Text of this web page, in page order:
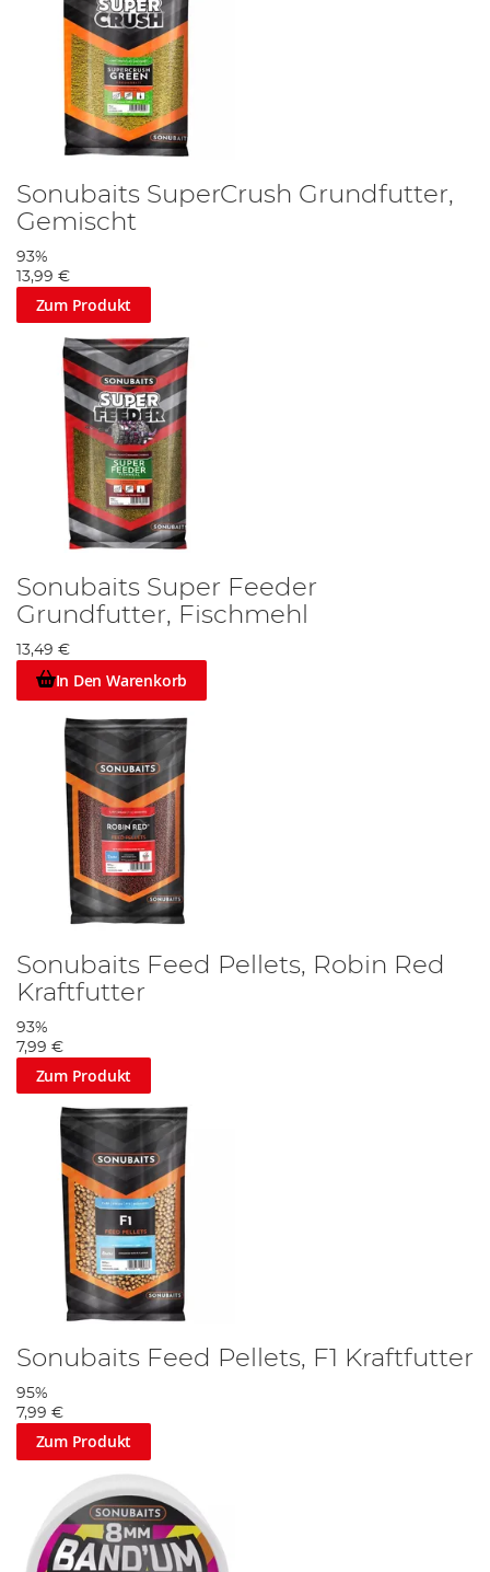
Sonubaits SuperCrush Grundfutter,
Gemischt
93%
13,99 €
Zum Produkt
Sonubaits Super Feeder
Grundfutter, Fischmehl
13,49 €
In Den Warenkorb
Sonubaits Feed Pellets, Robin Red
Kraftfutter
93%
7,99 €
Zum Produkt
Sonubaits Feed Pellets, F1 Kraftfutter
95%
7,99 €
Zum Produkt